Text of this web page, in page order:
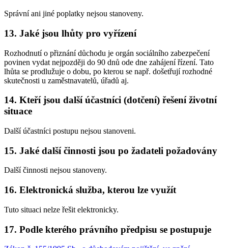
Správní ani jiné poplatky nejsou stanoveny.
13. Jaké jsou lhůty pro vyřízení
Rozhodnutí o přiznání důchodu je orgán sociálního zabezpečení
povinen vydat nejpozději do 90 dnů ode dne zahájení řízení. Tato
lhůta se prodlužuje o dobu, po kterou se např. došetřují rozhodné
skutečnosti u zaměstnavatelů, úřadů aj.
14. Kteří jsou další účastníci (dotčení) řešení životní
situace
Další účastníci postupu nejsou stanoveni.
15. Jaké další činnosti jsou po žadateli požadovány
Další činnosti nejsou stanoveny.
16. Elektronická služba, kterou lze využít
Tuto situaci nelze řešit elektronicky.
17. Podle kterého právního předpisu se postupuje